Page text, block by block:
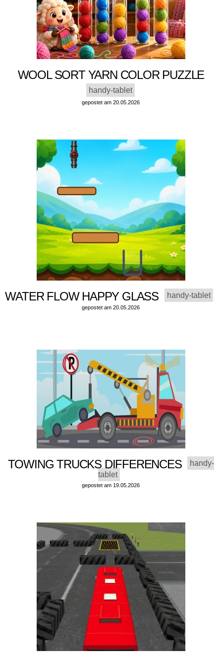
WOOL SORT YARN COLOR PUZZLE
handy-tablet
gepostet am 20.05.2026
WATER FLOW HAPPY GLASS handy-tablet
gepostet am 20.05.2026
TOWING TRUCKS DIFFERENCES
handy-
tablet
gepostet am 19.05.2026